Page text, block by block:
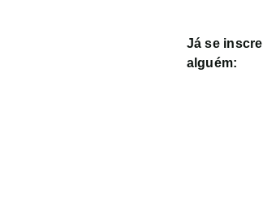
Já se
alguém: